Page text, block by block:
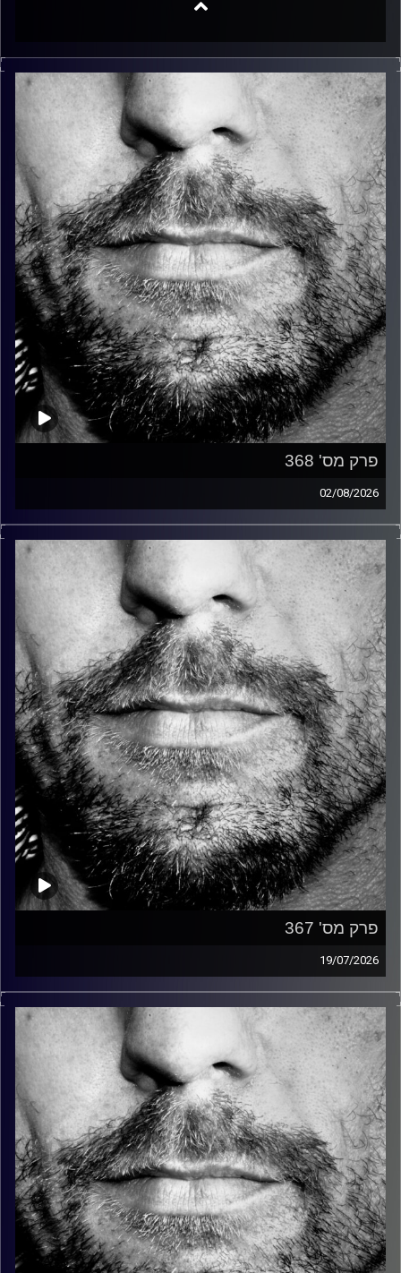
פרק מס' 368
02/08/2026
זיפים, מוזיקה מחוספסת של הופעות חיות. הרבה ג'אם, רוק,
בלוז, bluegrass, ג'אז, Fאנק, פרוגרסיב ואפילו אלקטרוניקה.
כל מה שחי, אמיתי ונושם.
עם שמוליק רגב.
קרדיט תמונות: David Goehring
פרק מס' 367
19/07/2026
זיפים, מוזיקה מחוספסת של הופעות חיות. הרבה ג'אם, רוק,
בלוז, bluegrass, ג'אז, Fאנק, פרוגרסיב ואפילו אלקטרוניקה.
כל מה שחי, אמיתי ונושם.
עם שמוליק רגב.
קרדיט תמונות: David Goehring